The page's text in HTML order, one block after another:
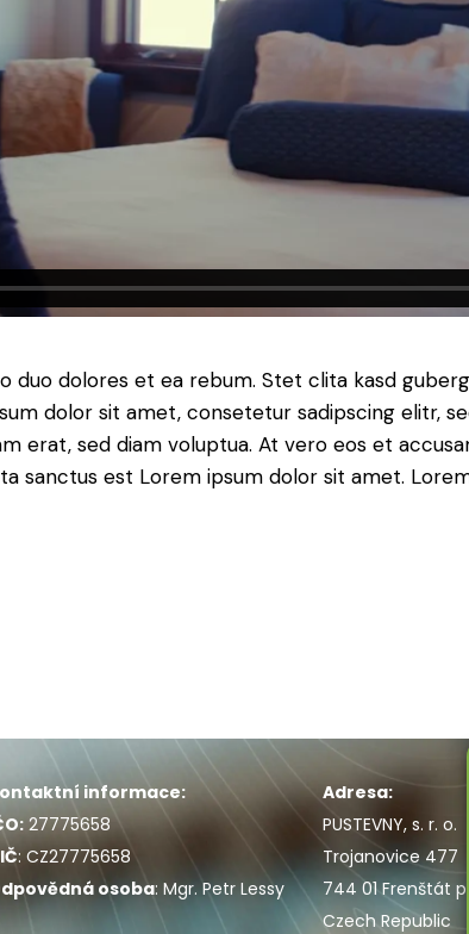
duo dolores et ea rebum. Stet clita kasd
dolor sit amet, consetetur sadipscing elitr,
erat, sed diam voluptua. At vero eos et
sanctus est Lorem ipsum dolor sit amet.
informace:
27775658
: CZ27775658
osoba: Mgr. Petr Lessy
Adresa:
PUSTEVNY, s. r. o.
Trojanovice 477
744 01 Frenštát p.
Czech Republic